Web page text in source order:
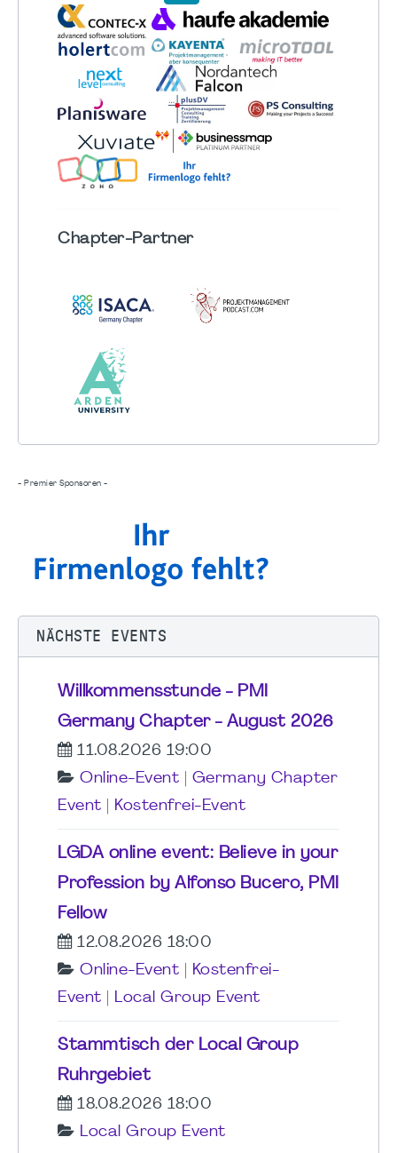
Chapter-Partner
- Premier Sponsoren -
NÄCHSTE EVENTS
Willkommensstunde - PMI
Germany Chapter - August 2026
11.08.2026 19:00
Online-Event
Germany Chapter
Event
Kostenfrei-Event
LGDA online event: Believe in your
Profession by Alfonso Bucero, PMI
Fellow
12.08.2026 18:00
Online-Event
Kostenfrei-
Event
Local Group Event
Stammtisch der Local Group
Ruhrgebiet
18.08.2026 18:00
Local Group Event